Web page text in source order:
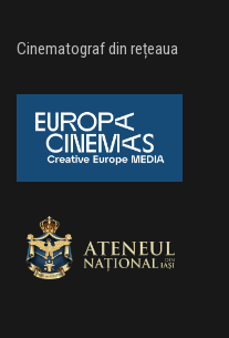
Cinematograf din rețeaua